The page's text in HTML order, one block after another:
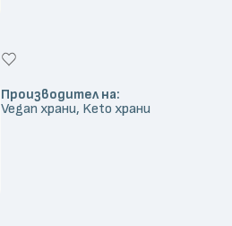
Производител на:
Vegan храни, Keto храни